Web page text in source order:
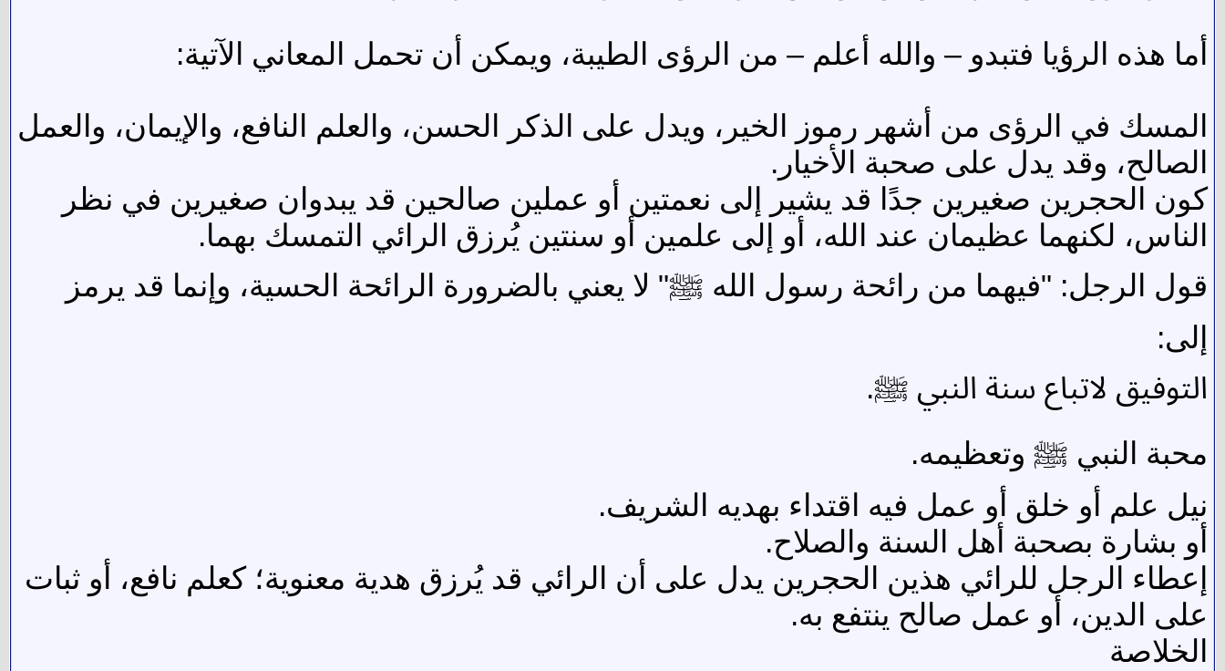
أما هذه الرؤيا فتبدو – والله أعلم – من الرؤى الطيبة، ويمكن أن تحمل المعاني الآتية:
المسك في الرؤى من أشهر رموز الخير، ويدل على الذكر الحسن، والعلم النافع، والإيمان، والعمل
الصالح، وقد يدل على صحبة الأخيار.
كون الحجرين صغيرين جدًا قد يشير إلى نعمتين أو عملين صالحين قد يبدوان صغيرين في نظر
الناس، لكنهما عظيمان عند الله، أو إلى علمين أو سنتين يُرزق الرائي التمسك بهما.
قول الرجل: "فيهما من رائحة رسول الله ﷺ" لا يعني بالضرورة الرائحة الحسية، وإنما قد يرمز
إلى:
التوفيق لاتباع سنة النبي ﷺ.
محبة النبي ﷺ وتعظيمه.
نيل علم أو خلق أو عمل فيه اقتداء بهديه الشريف.
أو بشارة بصحبة أهل السنة والصلاح.
إعطاء الرجل للرائي هذين الحجرين يدل على أن الرائي قد يُرزق هدية معنوية؛ كعلم نافع، أو ثبات
على الدين، أو عمل صالح ينتفع به.
الخلاصة